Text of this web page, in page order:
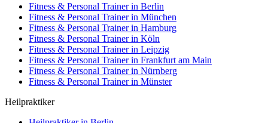
Fitness & Personal Trainer in Berlin
Fitness & Personal Trainer in München
Fitness & Personal Trainer in Hamburg
Fitness & Personal Trainer in Köln
Fitness & Personal Trainer in Leipzig
Fitness & Personal Trainer in Frankfurt am Main
Fitness & Personal Trainer in Nürnberg
Fitness & Personal Trainer in Münster
Heilpraktiker